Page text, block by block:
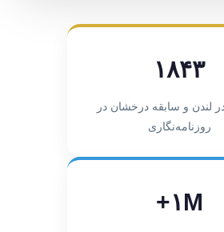
۱۸۴۳
لندن و سابقه درخشان در
روزنامه‌نگاری
۱M+